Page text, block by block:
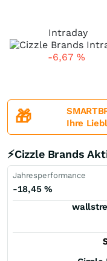
Intraday
-6,67 %
🎁
Ihre
⚡Cizzle Brands
Jahresperformance
-18,45 %